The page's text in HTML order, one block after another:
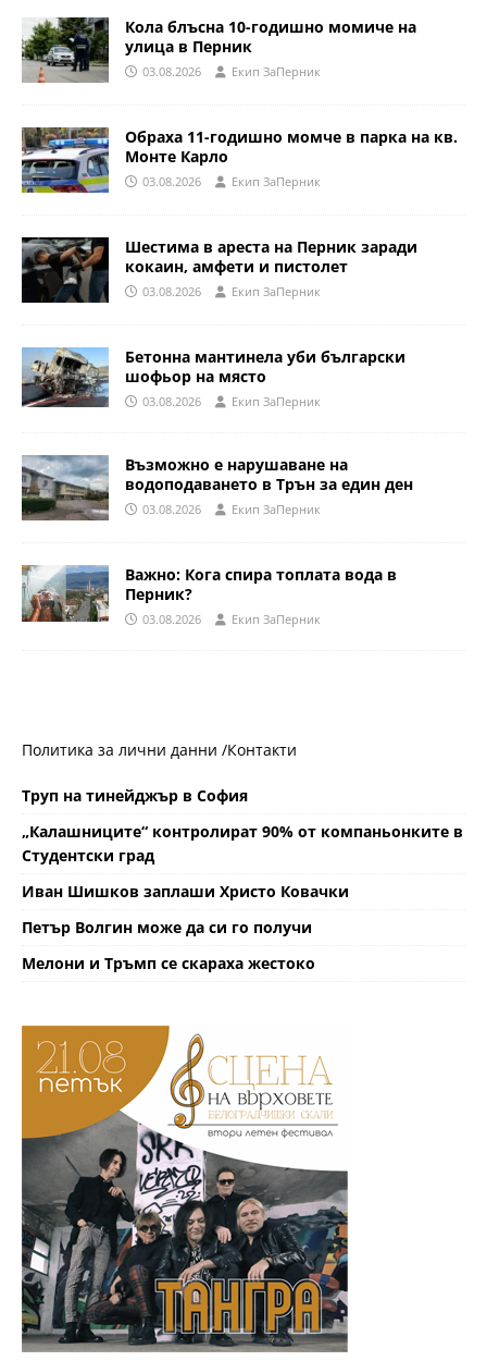
Кола блъсна 10-годишно момиче на
улица в Перник
03.08.2026 Eкип ЗаПерник
Обраха 11-годишно момче в парка на кв.
Монте Карло
03.08.2026 Eкип ЗаПерник
Шестима в ареста на Перник заради
кокаин, амфети и пистолет
03.08.2026 Eкип ЗаПерник
Бетонна мантинела уби български
шофьор на място
03.08.2026 Eкип ЗаПерник
Възможно е нарушаване на
водоподаването в Трън за един ден
03.08.2026 Eкип ЗаПерник
Важно: Кога спира топлата вода в
Перник?
03.08.2026 Eкип ЗаПерник
Политика за лични данни /Контакти
Труп на тинейджър в София
„Калашниците“ контролират 90% от компаньонките в
Студентски град
Иван Шишков заплаши Христо Ковачки
Петър Волгин може да си го получи
Мелони и Тръмп се скараха жестоко